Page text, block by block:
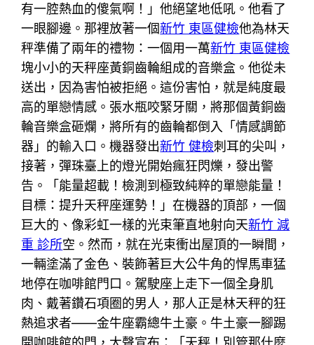
有一腔熱血的傻氣啊！」他絕望地低吼。他看了
一眼腳邊。那裡放著一個新竹 東區健檢他為林天
秤準備了兩年的禮物：一個用一萬新竹 東區健檢
塊小小的天秤座黃銅齒輪組成的音樂盒。他從未
送出，因為害怕被拒絕。這份害怕，就是純度最
高的單戀情感。張水瓶咬緊牙關，將那個黃銅齒
輪音樂盒砸爛，將所有的齒輪都倒入「情感調節
器」的輸入口。機器發出新竹 健檢刺耳的尖叫，
接著，彈珠臺上的燈光開始瘋狂閃爍，發出警
告。「能量超載！檢測到極致純粹的單戀能量！
目標：提升天秤座運勢！」在機器的頂部，一個
巨大的、像彩虹一樣的光束筆直地射向天新竹 減
重 診所空。然而，就在光束衝出屋頂的一瞬間，
一輛塗滿了金色、裝飾著巨大公牛角的悍馬車猛
地停在咖啡館門口。駕駛座上走下一個全身肌
肉、戴著鑽石項圈的男人，那人正是林天秤的狂
熱追求者——金牛座霸總牛土豪。牛土豪一腳踢